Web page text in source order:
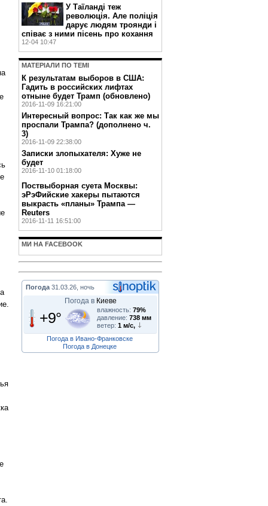
У Таїланді теж
революція. Але поліція
дарує людям троянди і
співає з ними пісень про кохання
12-04 10:47
МАТЕРIАЛИ ПО ТЕМI
К результатам выборов в США:
Гадить в российских лифтах
отныне будет Трамп (обновлено)
2016-11-09 16:21:00
Интересный вопрос: Так как же мы
проспали Трампа? (дополнено ч.
3)
2016-11-09 22:38:00
Записки злопыхателя: Хуже не
будет
2016-11-10 01:18:00
Поствыборная суета Москвы:
эРэФийские хакеры пытаются
выкрасть «планы» Трампа —
Reuters
2016-11-11 16:51:00
МИ НА FACEBOOK
Погода 31.03.26, ночь
Погода в Киеве
+9° влажность: 79%
давление: 738 мм
ветер: 1 м/с,
Погода в Ивано-Франковске
Погода в Донецке